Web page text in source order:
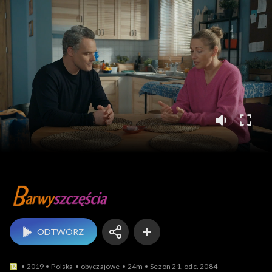
Barwy szczęścia
ODTWÓRZ
2019 Polska obyczajowe 24m Sezon 21, odc. 2084